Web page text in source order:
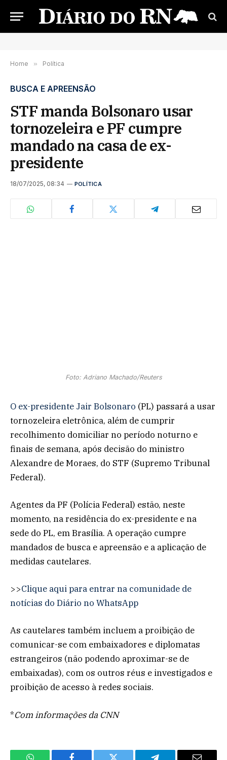
Home » Política
BUSCA E APREENSÃO
STF manda Bolsonaro usar
tornozeleira e PF cumpre
mandado na casa de ex-
presidente
18/07/2025, 08:34 POLÍTICA
Foto: Adriano Machado/Reuters
O ex-presidente Jair Bolsonaro (PL) passará a usar
tornozeleira eletrônica, além de cumprir
recolhimento domiciliar no período noturno e
finais de semana, após decisão do ministro
Alexandre de Moraes, do STF (Supremo Tribunal
Federal).
Agentes da PF (Polícia Federal) estão, neste
momento, na residência do ex-presidente e na
sede do PL, em Brasília. A operação cumpre
mandados de busca e apreensão e a aplicação de
medidas cautelares.
>>Clique aqui para entrar na comunidade de
notícias do Diário no WhatsApp
As cautelares também incluem a proibição de
comunicar-se com embaixadores e diplomatas
estrangeiros (não podendo aproximar-se de
embaixadas), com os outros réus e investigados e
proibição de acesso à redes sociais.
*Com informações da CNN